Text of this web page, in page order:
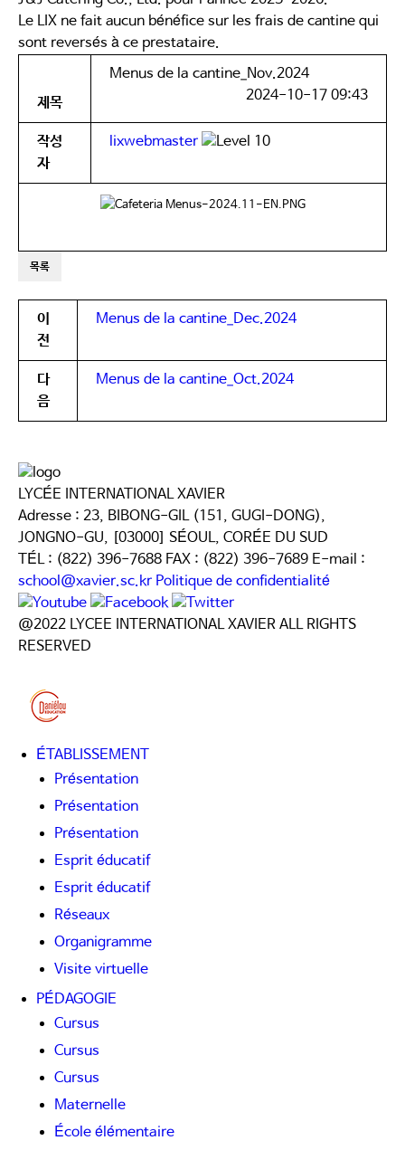
Le LIX ne fait aucun bénéfice sur les frais de cantine qui
sont reversés à ce prestataire.
제목
Menus de la cantine_Nov.2024
2024-10-17 09:43
작성
자
lixwebmaster
목록
이
전
Menus de la cantine_Dec.2024
다
음
Menus de la cantine_Oct.2024
LYCÉE INTERNATIONAL XAVIER
Adresse : 23, BIBONG-GIL (151, GUGI-DONG),
JONGNO-GU, [03000] SÉOUL, CORÉE DU SUD
TÉL : (822) 396-7688 FAX : (822) 396-7689 E-mail :
school@xavier.sc.kr Politique de confidentialité
@2022 LYCEE INTERNATIONAL XAVIER ALL RIGHTS
RESERVED
ÉTABLISSEMENT
Présentation
Présentation
Présentation
Esprit éducatif
Esprit éducatif
Réseaux
Organigramme
Visite virtuelle
PÉDAGOGIE
Cursus
Cursus
Cursus
Maternelle
École élémentaire